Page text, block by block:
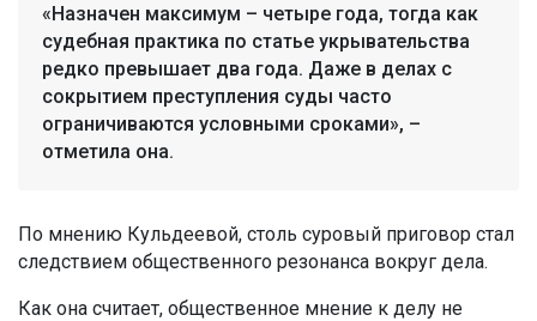
«Назначен максимум – четыре года, тогда как
судебная практика по статье укрывательства
редко превышает два года. Даже в делах с
сокрытием преступления суды часто
ограничиваются условными сроками», –
отметила она.
По мнению Кульдеевой, столь суровый приговор стал
следствием общественного резонанса вокруг дела.
Как она считает, общественное мнение к делу не